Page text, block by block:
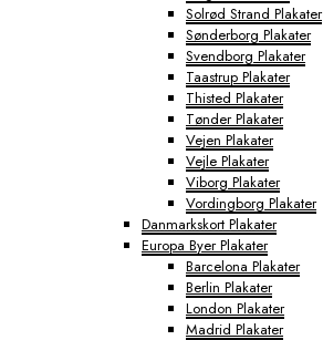
Solrød Strand Plakater
Sønderborg Plakater
Svendborg Plakater
Taastrup Plakater
Thisted Plakater
Tønder Plakater
Vejen Plakater
Vejle Plakater
Viborg Plakater
Vordingborg Plakater
Danmarkskort Plakater
Europa Byer Plakater
Barcelona Plakater
Berlin Plakater
London Plakater
Madrid Plakater